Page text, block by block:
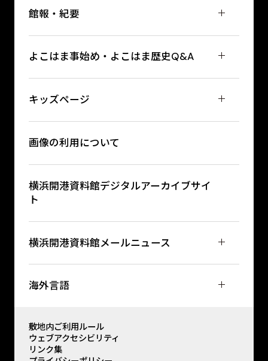
館報・紀要
よこはま事始め・よこはま歴史Q&A
キッズページ
画像の利用について
横浜開港資料館デジタルアーカイブサイ
ト
横浜開港資料館メールニュース
海外言語
敷地内ご利用ルール
ウェブアクセシビリティ
リンク集